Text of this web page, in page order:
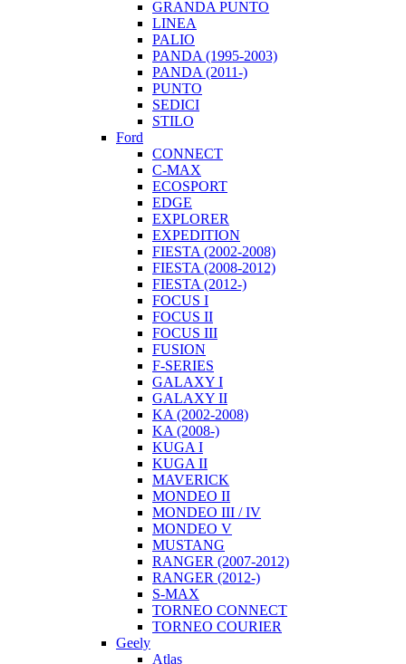
GRANDA PUNTO
LINEA
PALIO
PANDA (1995-2003)
PANDA (2011-)
PUNTO
SEDICI
STILO
Ford
CONNECT
C-MAX
ECOSPORT
EDGE
EXPLORER
EXPEDITION
FIESTA (2002-2008)
FIESTA (2008-2012)
FIESTA (2012-)
FOCUS I
FOCUS II
FOCUS III
FUSION
F-SERIES
GALAXY I
GALAXY II
KA (2002-2008)
KA (2008-)
KUGA I
KUGA II
MAVERICK
MONDEO II
MONDEO III / IV
MONDEO V
MUSTANG
RANGER (2007-2012)
RANGER (2012-)
S-MAX
TORNEO CONNECT
TORNEO COURIER
Geely
Atlas